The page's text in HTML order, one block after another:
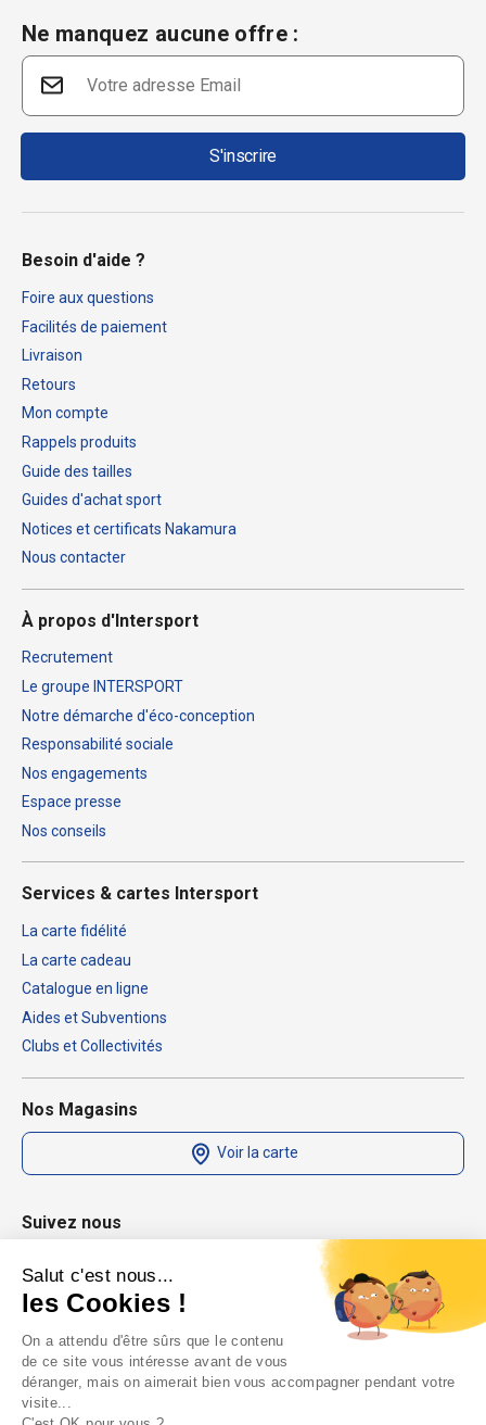
Salut c'est nous...
les Cookies !
On a attendu d'être sûrs que le contenu
de ce site vous intéresse avant de vous
déranger, mais on aimerait bien vous accompagner pendant votre
visite...
Ne manquez aucune offre :
S'inscrire
Besoin d'aide ?
Foire aux questions
Facilités de paiement
Livraison
Retours
Mon compte
Rappels produits
Guide des tailles
Guides d'achat sport
Notices et certificats Nakamura
Nous contacter
À propos d'Intersport
Recrutement
Le groupe INTERSPORT
Notre démarche d'éco-conception
Responsabilité sociale
Nos engagements
Espace presse
Nos conseils
Services & cartes Intersport
La carte fidélité
La carte cadeau
Catalogue en ligne
Aides et Subventions
Clubs et Collectivités
Nos Magasins
Voir la carte
Suivez nous